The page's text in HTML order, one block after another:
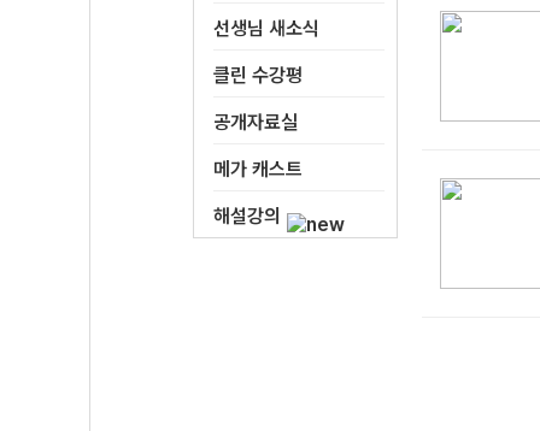
선생님 새소식
클린 수강평
공개자료실
메가 캐스트
해설강의